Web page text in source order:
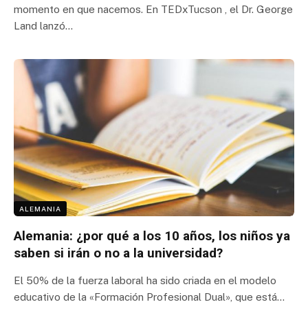
momento en que nacemos. En TEDxTucson , el Dr. George
Land lanzó…
ALEMANIA
Alemania: ¿por qué a los 10 años, los niños ya
saben si irán o no a la universidad?
El 50% de la fuerza laboral ha sido criada en el modelo
educativo de la «Formación Profesional Dual», que está…